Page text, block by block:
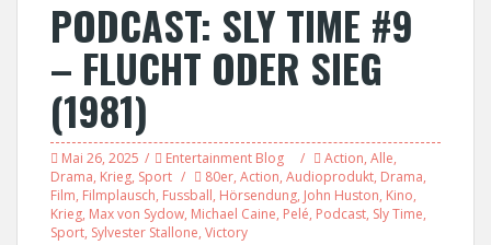
PODCAST: SLY TIME #9
– FLUCHT ODER SIEG
(1981)
Mai 26, 2025 Entertainment Blog Action, Alle,
Drama, Krieg, Sport 80er, Action, Audioprodukt, Drama,
Film, Filmplausch, Fussball, Hörsendung, John Huston, Kino,
Krieg, Max von Sydow, Michael Caine, Pelé, Podcast, Sly Time,
Sport, Sylvester Stallone, Victory